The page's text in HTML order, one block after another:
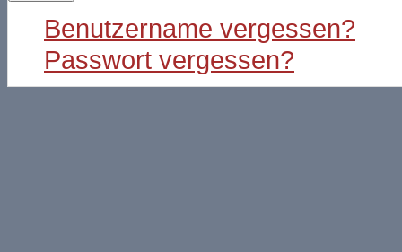
Benutzername vergessen?
Passwort vergessen?